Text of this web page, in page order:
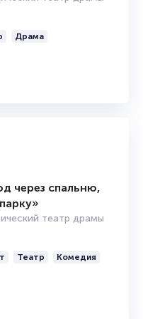
Драма
через спальню,
театр драмы
Театр Комедия